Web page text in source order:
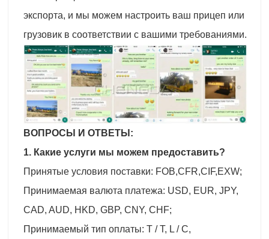
экспорта, и мы можем настроить ваш прицеп или
грузовик в соответствии с вашими требованиями.
ВОПРОСЫ И ОТВЕТЫ:
1. Какие услуги мы можем предоставить?
Принятые условия поставки: FOB,CFR,CIF,EXW;
Принимаемая валюта платежа: USD, EUR, JPY,
CAD, AUD, HKD, GBP, CNY, CHF;
Принимаемый тип оплаты: T / T, L / C,